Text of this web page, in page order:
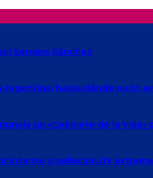
Serrano Sánchez
Argentina: hasta dónde pudo
un «Gabinete de la
intenso y radiación UV